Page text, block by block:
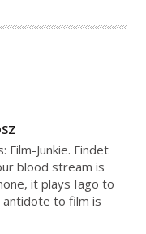
Junkie. Findet
blood stream is
it plays Iago to
antidote to film is